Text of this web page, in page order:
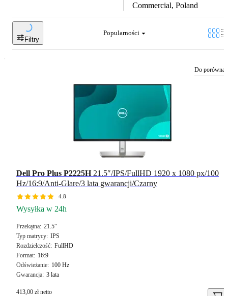
Commercial, Poland
Filtry
Popularności
Do
Dell Pro Plus P2225H21.5″/IPS/FullHD 1920 x 1080 px/100
Hz/16:9/Anti-Glare/3 lata gwarancji/Czarny
4.8
Wysyłka w 24h
Przekątna 21.5″
Typ matrycy IPS
Rozdzielczość FullHD
Format
16:9
Odświeżanie
100 Hz
Gwarancja 3 lata
413,00 zł netto